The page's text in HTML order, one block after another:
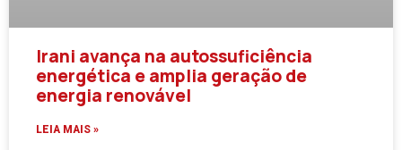
Irani avança na autossuficiência
energética e amplia geração de
energia renovável
LEIA MAIS »